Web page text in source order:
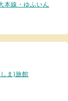
本線・ゆふいん
ま)旅館